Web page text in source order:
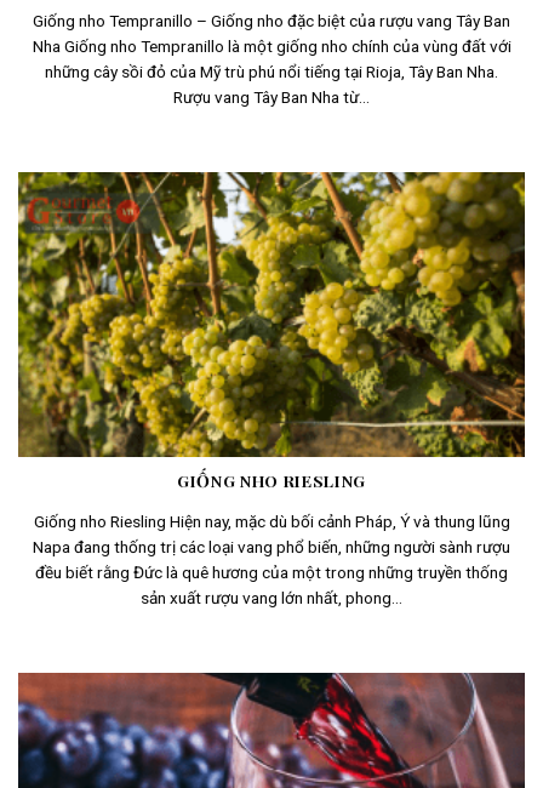
Giống nho Tempranillo – Giống nho đặc biệt của rượu vang Tây Ban
Nha Giống nho Tempranillo là một giống nho chính của vùng đất với
những cây sồi đỏ của Mỹ trù phú nổi tiếng tại Rioja, Tây Ban Nha.
Rượu vang Tây Ban Nha từ...
GIỐNG NHO RIESLING
Giống nho Riesling Hiện nay, mặc dù bối cảnh Pháp, Ý và thung lũng
Napa đang thống trị các loại vang phổ biến, những người sành rượu
đều biết rằng Đức là quê hương của một trong những truyền thống
sản xuất rượu vang lớn nhất, phong...